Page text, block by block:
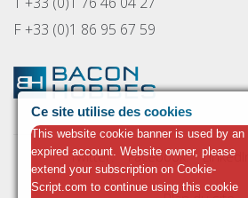
F +33 (0)1 86 95 67 59
Twitter. Facebook. LinkedIn.
Ce site utilise des cookies
This website cookie banner is used by an
expired account. Website owner, please
extend your subscription on Cookie-
Script.com to continue using this cookie